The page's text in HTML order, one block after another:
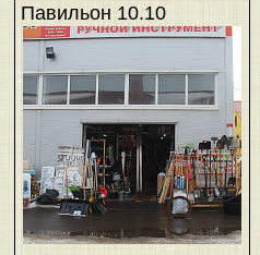
Павильон 10.10